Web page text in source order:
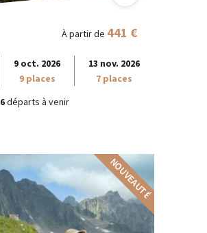
À partir de 441 €
9 oct. 2026
9 places
13 nov. 2026
7 places
6départs à venir
NOUVEAUTÉ